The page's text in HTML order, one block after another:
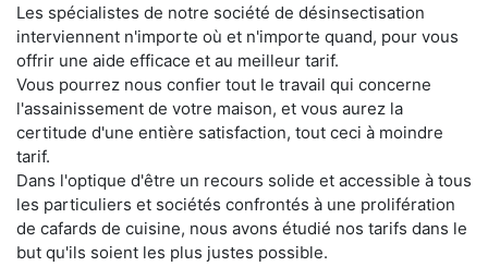
Les spécialistes de notre société de désinsectisation
interviennent n'importe où et n'importe quand, pour vous
offrir une aide efficace et au meilleur tarif.
Vous pourrez nous confier tout le travail qui concerne
l'assainissement de votre maison, et vous aurez la
certitude d'une entière satisfaction, tout ceci à moindre
tarif.
Dans l'optique d'être un recours solide et accessible à tous
les particuliers et sociétés confrontés à une prolifération
de cafards de cuisine, nous avons étudié nos tarifs dans le
but qu'ils soient les plus justes possible.